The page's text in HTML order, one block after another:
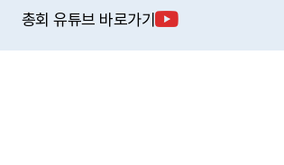
총회 유튜브 바로가기